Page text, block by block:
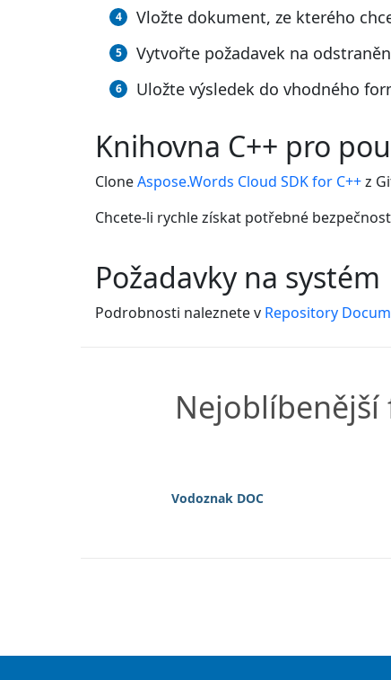
Vložte dokument, ze kterého
Vytvořte požadavek na
Uložte výsledek do vhodného
Knihovna C++ pro
CloneAspose.Words Cloud SDK for C++z
Chcete-li rychle získat potřebné
Požadavky na systém
Podrobnosti naleznete v Repository
Vodoznak DOC